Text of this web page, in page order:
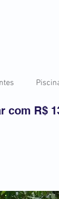
com R$